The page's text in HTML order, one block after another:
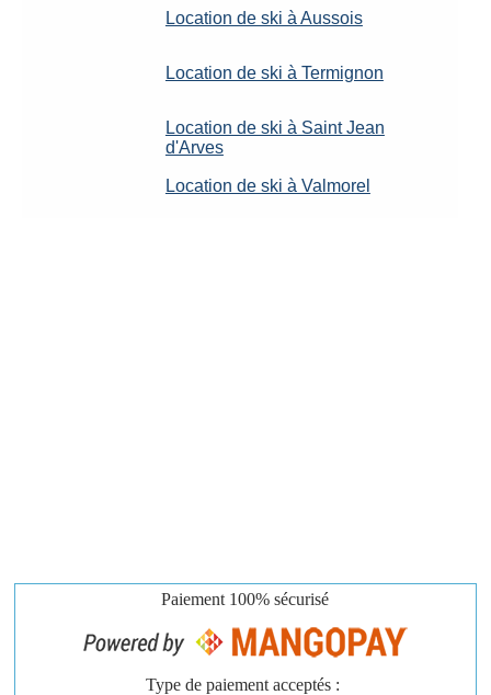
Location de ski à Aussois
Location de ski à Termignon
Location de ski à Saint Jean
d'Arves
Location de ski à Valmorel
Paiement 100% sécurisé
Type de paiement acceptés :